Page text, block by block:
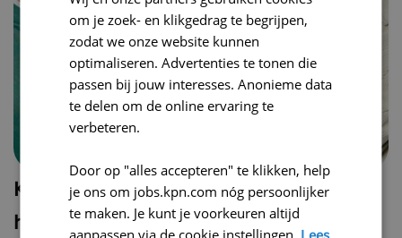
Kom je werken bij KPN? Hieronder
hebben we een aantal voordelen
om je zoek- en klikgedrag te begrijpen,
zodat we onze website kunnen
optimaliseren. Advertenties te tonen die
passen bij jouw interesses. Anonieme data
te delen om de online ervaring te
verbeteren.
Door op "alles accepteren" te klikken, help
je ons om jobs.kpn.com nóg persoonlijker
te maken. Je kunt je voorkeuren altijd
aanpassen via de cookie instellingen.